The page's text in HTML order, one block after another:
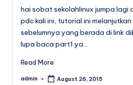
hai sobat sekolahlinux jumpa
pdc kali ini, tutorial ini
sebelumnya yang berada di link
lupa baca part1 ya…
Read More
Posted
admin August 26, 2015